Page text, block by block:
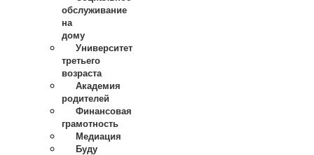
обслуживание
на
дому
Университет
третьего
возраста
Академия
родителей
Финансовая
грамотность
Медиация
Буду